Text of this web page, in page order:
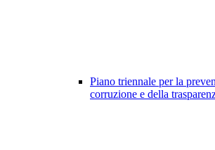
Piano triennale per la
corruzione e della